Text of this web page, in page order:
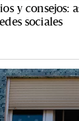
y consejos:
sociales